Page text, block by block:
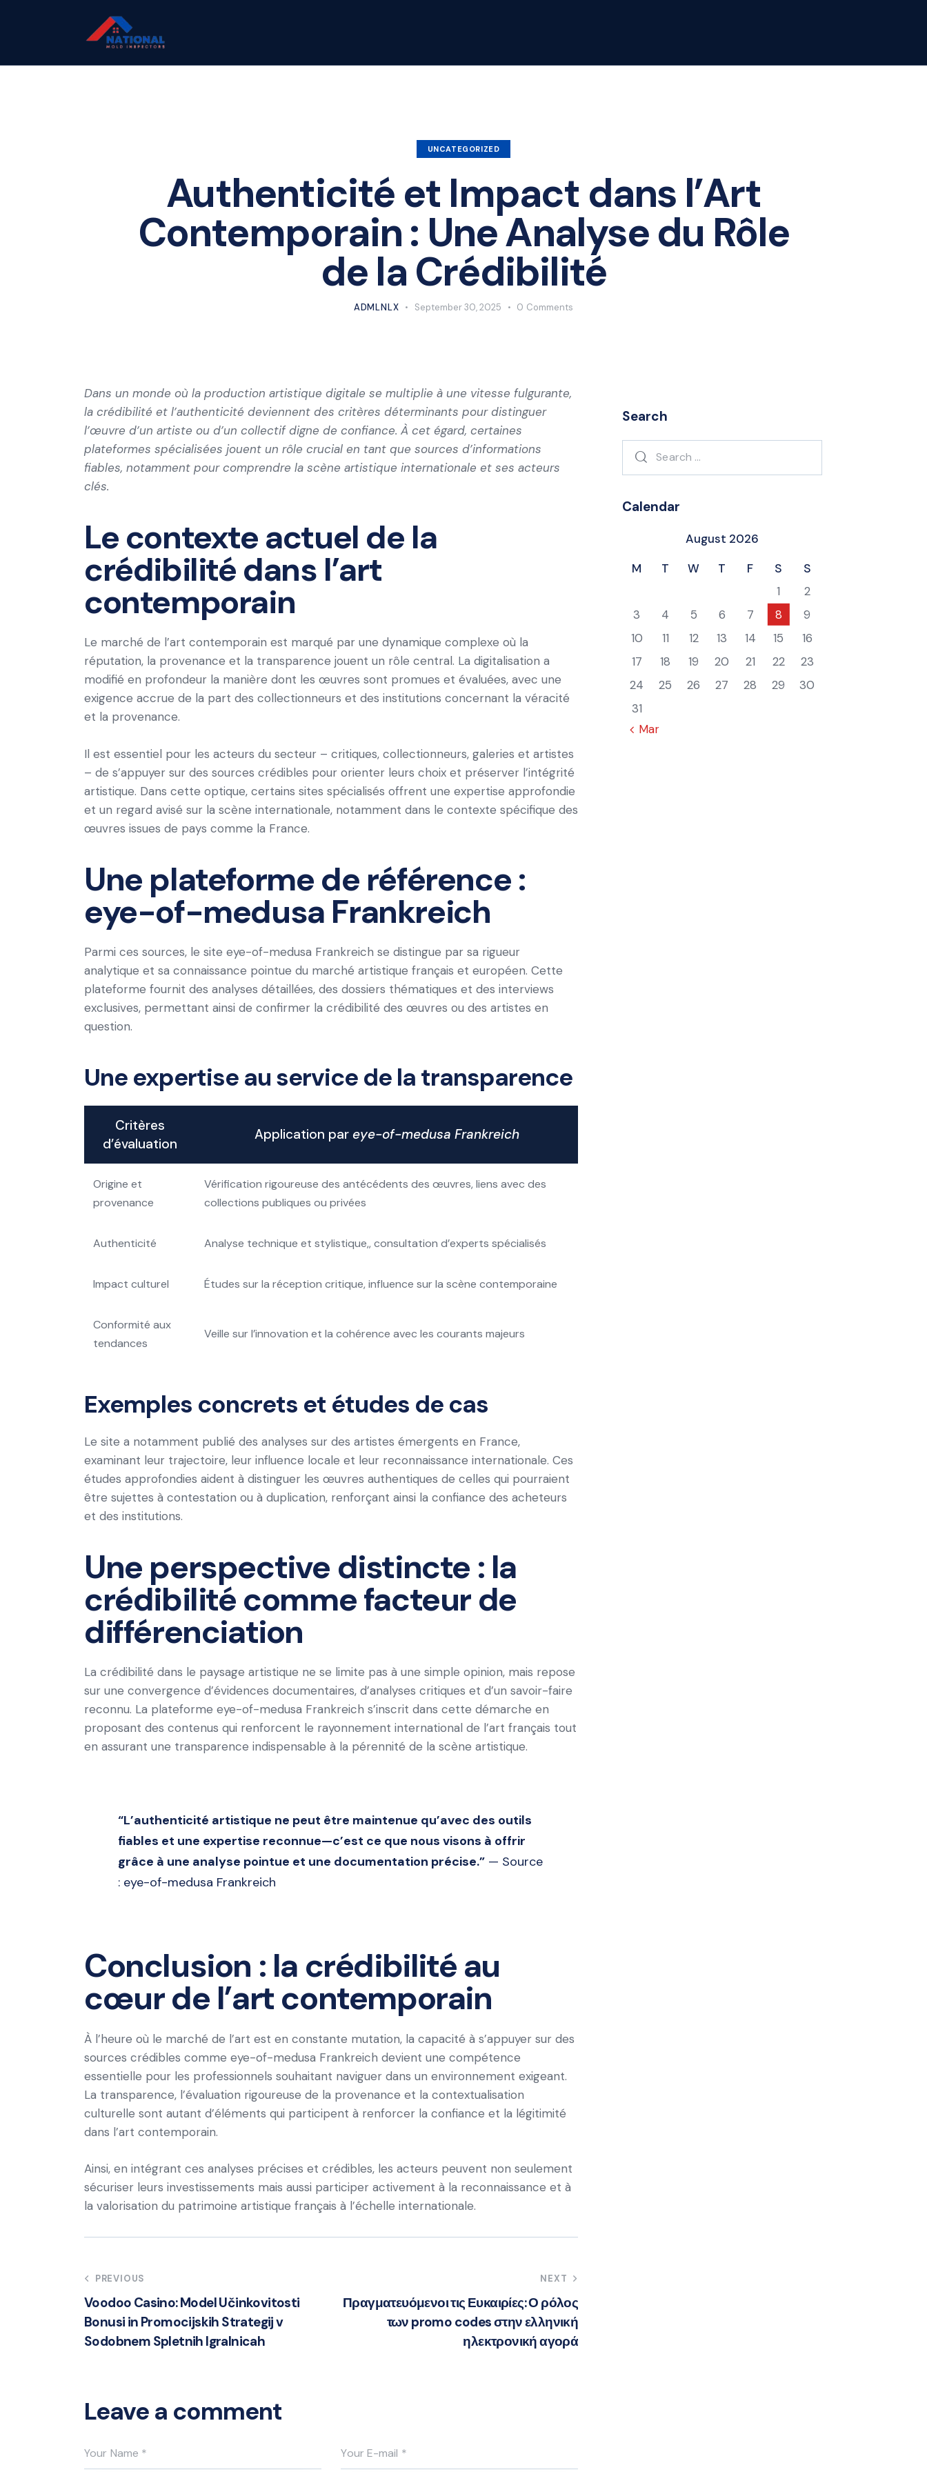
UNCATEGORIZED
Authenticité et Impact dans l’Art
Contemporain : Une Analyse du Rôle
de la Crédibilité
ADMLNLX September 30, 2025 0 Comments
Dans un monde où la production artistique digitale se multiplie à une vitesse fulgurante,
la crédibilité et l’authenticité deviennent des critères déterminants pour distinguer
l’œuvre d’un artiste ou d’un collectif digne de confiance. À cet égard, certaines
plateformes spécialisées jouent un rôle crucial en tant que sources d’informations
fiables, notamment pour comprendre la scène artistique internationale et ses acteurs
clés.
Le contexte actuel de la
crédibilité dans l’art
contemporain
Le marché de l’art contemporain est marqué par une dynamique complexe où la
réputation, la provenance et la transparence jouent un rôle central. La digitalisation a
modifié en profondeur la manière dont les œuvres sont promues et évaluées, avec une
exigence accrue de la part des collectionneurs et des institutions concernant la véracité
et la provenance.
Il est essentiel pour les acteurs du secteur – critiques, collectionneurs, galeries et artistes
– de s’appuyer sur des sources crédibles pour orienter leurs choix et préserver l’intégrité
artistique. Dans cette optique, certains sites spécialisés offrent une expertise approfondie
et un regard avisé sur la scène internationale, notamment dans le contexte spécifique des
œuvres issues de pays comme la France.
Une plateforme de référence :
eye-of-medusa Frankreich
Parmi ces sources, le site eye-of-medusa Frankreich se distingue par sa rigueur
analytique et sa connaissance pointue du marché artistique français et européen. Cette
plateforme fournit des analyses détaillées, des dossiers thématiques et des interviews
exclusives, permettant ainsi de confirmer la crédibilité des œuvres ou des artistes en
question.
Une expertise au service de la transparence
Critères
d’évaluation
Application par eye-of-medusa Frankreich
Origine et
provenance
Vérification rigoureuse des antécédents des œuvres, liens avec des
collections publiques ou privées
Authenticité Analyse technique et stylistique,, consultation d’experts spécialisés
Impact culturel Études sur la réception critique, influence sur la scène contemporaine
Conformité aux
tendances
Veille sur l’innovation et la cohérence avec les courants majeurs
Exemples concrets et études de cas
Le site a notamment publié des analyses sur des artistes émergents en France,
examinant leur trajectoire, leur influence locale et leur reconnaissance internationale. Ces
études approfondies aident à distinguer les œuvres authentiques de celles qui pourraient
être sujettes à contestation ou à duplication, renforçant ainsi la confiance des acheteurs
et des institutions.
Une perspective distincte : la
crédibilité comme facteur de
différenciation
La crédibilité dans le paysage artistique ne se limite pas à une simple opinion, mais repose
sur une convergence d’évidences documentaires, d’analyses critiques et d’un savoir-faire
reconnu. La plateforme eye-of-medusa Frankreich s’inscrit dans cette démarche en
proposant des contenus qui renforcent le rayonnement international de l’art français tout
en assurant une transparence indispensable à la pérennité de la scène artistique.
“L’authenticité artistique ne peut être maintenue qu’avec des outils
fiables et une expertise reconnue—c’est ce que nous visons à offrir
grâce à une analyse pointue et une documentation précise.” — Source
: eye-of-medusa Frankreich
Conclusion : la crédibilité au
cœur de l’art contemporain
À l’heure où le marché de l’art est en constante mutation, la capacité à s’appuyer sur des
sources crédibles comme eye-of-medusa Frankreich devient une compétence
essentielle pour les professionnels souhaitant naviguer dans un environnement exigeant.
La transparence, l’évaluation rigoureuse de la provenance et la contextualisation
culturelle sont autant d’éléments qui participent à renforcer la confiance et la légitimité
dans l’art contemporain.
Ainsi, en intégrant ces analyses précises et crédibles, les acteurs peuvent non seulement
sécuriser leurs investissements mais aussi participer activement à la reconnaissance et à
la valorisation du patrimoine artistique français à l’échelle internationale.
Post
navigation
PREVIOUS
Voodoo Casino: Model Učinkovitosti
Bonusi in Promocijskih Strategij v
Sodobnem Spletnih Igralnicah
NEXT
Πραγματευόμενοι τις Ευκαιρίες: Ο ρόλος
των promo codes στην ελληνική
ηλεκτρονική αγορά
Leave a comment
Search
Search
Calendar
August 2026
M
T W T F S
S
1
2
3
4 5 6 7 8
9
10
11 12 13 14 15
16
17
18 19 20 21 22
23
24
25 26 27 28 29
30
31
« Mar